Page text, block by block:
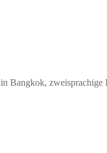
Bangkok, zweisprachige